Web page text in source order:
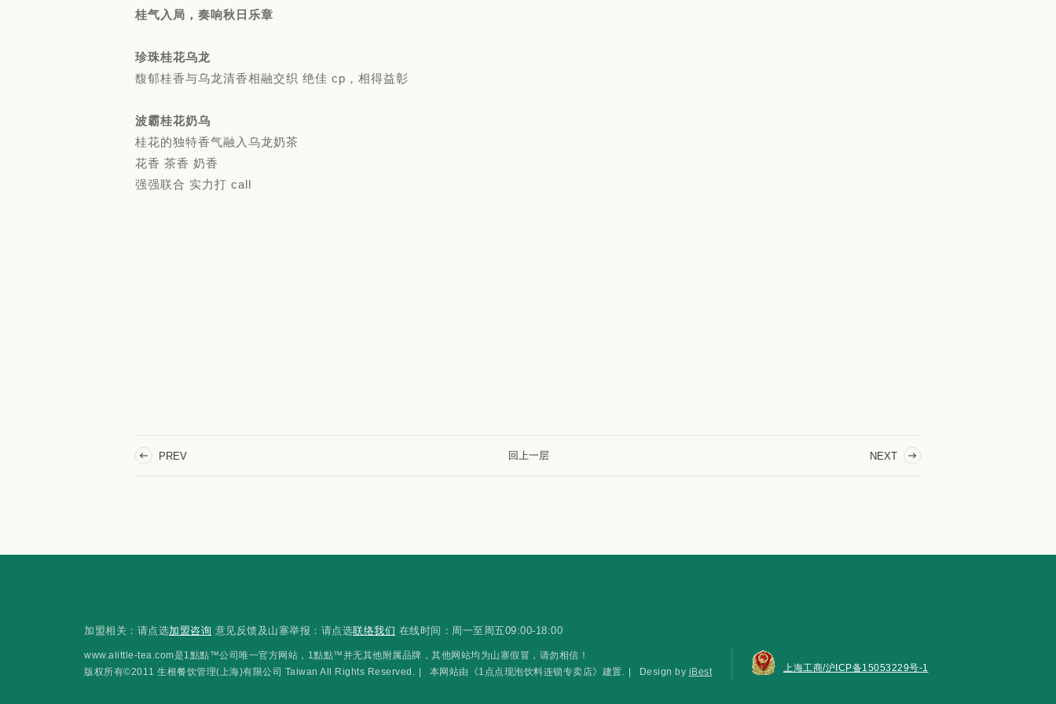
桂气入局，奏响秋日乐章
珍珠桂花乌龙
馥郁桂香与乌龙清香相融交织 绝佳 cp，相得益彰
波霸桂花奶乌
桂花的独特香气融入乌龙奶茶
花香 茶香 奶香
强强联合 实力打 call
PREV 回上一层 NEXT
加盟相关：请点选加盟咨询 意见反馈及山寨举报：请点选联络我们 在线时间：周一至周五09:00-18:00
www.alittle-tea.com是1點點™公司唯一官方网站，1點點™并无其他附属品牌，其他网站均为山寨假冒，请勿相信！
版权所有©2011 生根餐饮管理(上海)有限公司 Taiwan All Rights Reserved.
本网站由《1点点现泡饮料连锁专卖店》建置. Design by iBest 上海工商/沪ICP备15053229号-1